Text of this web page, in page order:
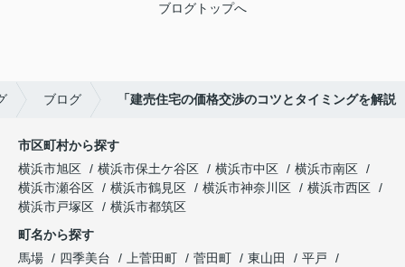
ブログトップへ
ブログ 「建売住宅の価格交渉のコツとタイミングを解説
市区町村から探す
横浜市旭区
横浜市保土ケ谷区 横浜市中区
横浜市南区
横浜市瀬谷区
横浜市鶴見区 横浜市神奈川区
横浜市西区
横浜市戸塚区
横浜市都筑区
町名から探す
馬場
四季美台 上菅田町 菅田町 東山田
平戸